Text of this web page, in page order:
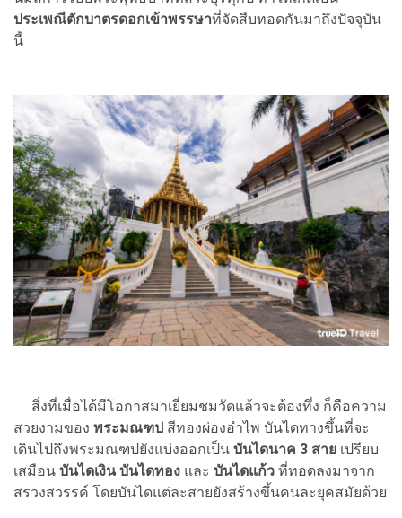
ประเพณีตักบาตรดอกเข้าพรรษาที่จัดสืบทอดกันมาถึงปัจจุบัน
นี้
สิ่งที่เมื่อได้มีโอกาสมาเยี่ยมชมวัดแล้วจะต้องทึ่ง ก็คือความ
สวยงามของ พระมณฑป สีทองผ่องอำไพ บันไดทางขึ้นที่จะ
เดินไปถึงพระมณฑปยังแบ่งออกเป็น บันไดนาค 3 สาย เปรียบ
เสมือน บันไดเงิน บันไดทอง และ บันไดแก้ว ที่ทอดลงมาจาก
สรวงสวรรค์ โดยบันไดแต่ละสายยังสร้างขึ้นคนละยุคสมัยด้วย